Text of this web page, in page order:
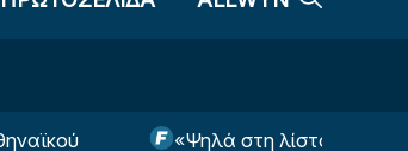
«Ψηλά στη λίστα του